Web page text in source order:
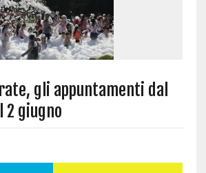
gli appuntamenti dal
2 giugno